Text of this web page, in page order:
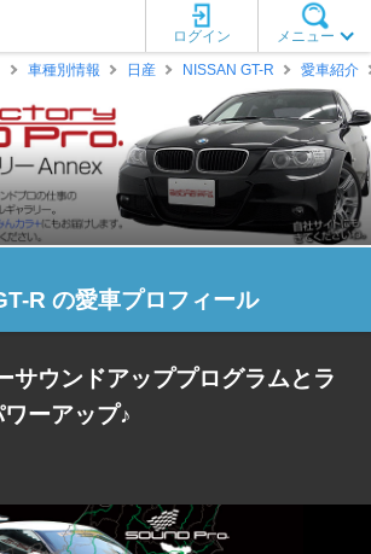
メニュー
ログイン
車種別情報 日産 NISSAN GT-R 愛車紹介
R の愛車プロフィール
サウンドアッププログラムとラ
ーアップ♪